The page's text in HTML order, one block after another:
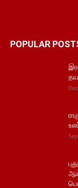
POPULAR